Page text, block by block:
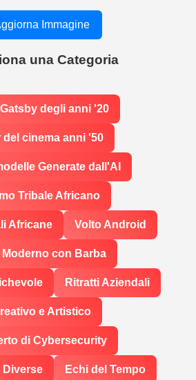
Immagine
una Categoria
degli anni '20
del cinema anni '50
Generate dall'AI
Tribale Africano
Africane Volto Android
Moderno con Barba
Ritratti Aziendali
e Artistico
di Cybersecurity
Diverse Echi del Tempo